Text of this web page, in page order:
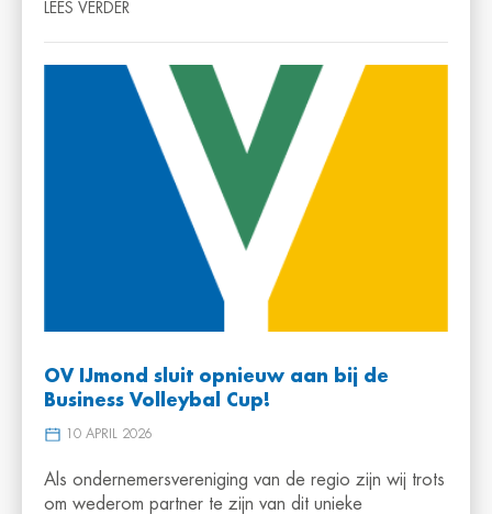
LEES VERDER
OV IJmond sluit opnieuw aan bij de
Business Volleybal Cup!
10 APRIL 2026
Als ondernemersvereniging van de regio zijn wij trots
om wederom partner te zijn van dit unieke